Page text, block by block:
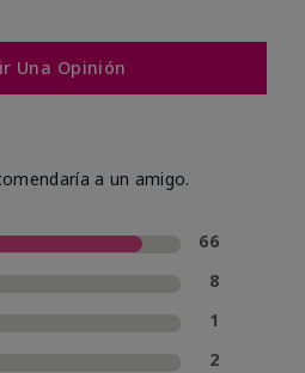
Una Opinión
a un amigo.
66
8
1
2